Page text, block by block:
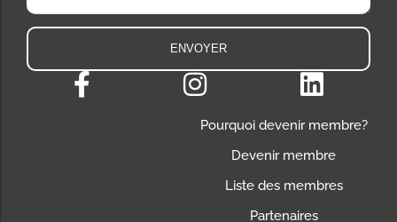
Pourquoi devenir membre?
Devenir membre
Liste des membres
Partenaires